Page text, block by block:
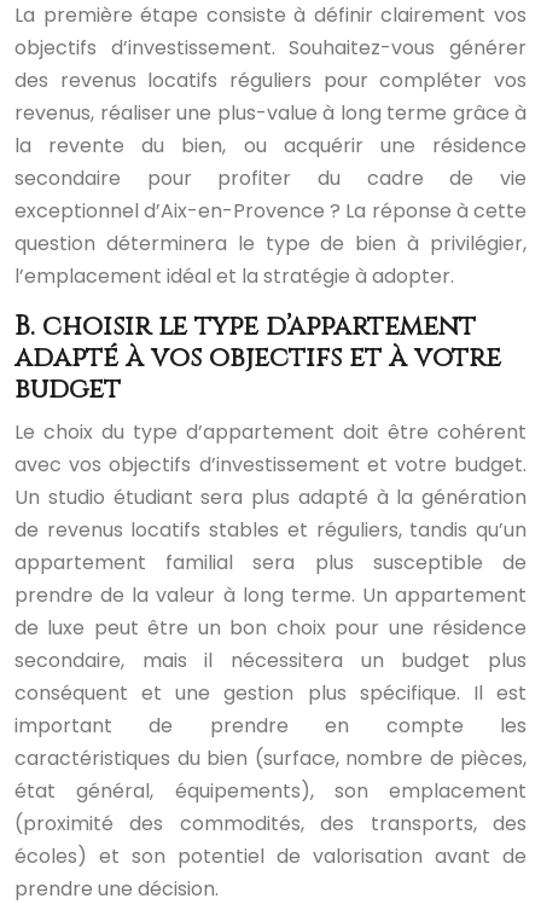
La première étape consiste à définir clairement vos
objectifs d’investissement. Souhaitez-vous générer
des revenus locatifs réguliers pour compléter vos
revenus, réaliser une plus-value à long terme grâce à
la revente du bien, ou acquérir une résidence
secondaire pour profiter du cadre de vie
exceptionnel d’Aix-en-Provence ? La réponse à cette
question déterminera le type de bien à privilégier,
l’emplacement idéal et la stratégie à adopter.
B. choisir le type d’appartement
adapté à vos objectifs et à votre
budget
Le choix du type d’appartement doit être cohérent
avec vos objectifs d’investissement et votre budget.
Un studio étudiant sera plus adapté à la génération
de revenus locatifs stables et réguliers, tandis qu’un
appartement familial sera plus susceptible de
prendre de la valeur à long terme. Un appartement
de luxe peut être un bon choix pour une résidence
secondaire, mais il nécessitera un budget plus
conséquent et une gestion plus spécifique. Il est
important de prendre en compte les
caractéristiques du bien (surface, nombre de pièces,
état général, équipements), son emplacement
(proximité des commodités, des transports, des
écoles) et son potentiel de valorisation avant de
prendre une décision.